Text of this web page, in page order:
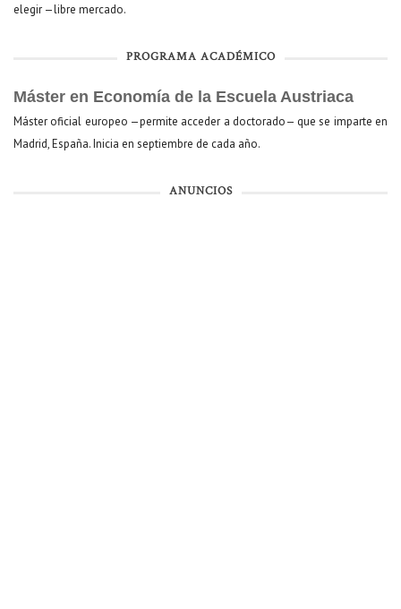
elegir —libre mercado.
PROGRAMA ACADÉMICO
Máster en Economía de la Escuela Austriaca
Máster oficial europeo —permite acceder a doctorado— que se imparte en
Madrid, España. Inicia en septiembre de cada año.
ANUNCIOS